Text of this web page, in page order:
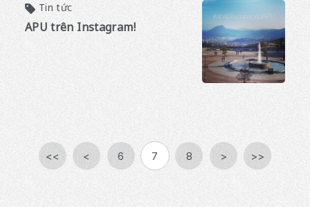
Tin tức
APU trên Instagram!
<< < 6 7 8 > >>